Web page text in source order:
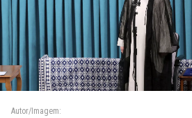
Autor/Imagem: